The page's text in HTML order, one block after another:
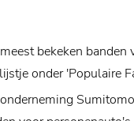
bekeken banden
onder 'Populaire